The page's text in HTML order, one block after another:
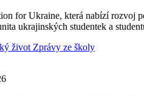
for Ukraine, která nabízí rozvoj
ukrajinských studentek a
život Zprávy ze školy